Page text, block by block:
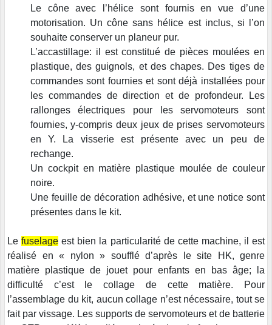
Le cône avec l’hélice sont fournis en vue d’une
motorisation. Un cône sans hélice est inclus, si l’on
souhaite conserver un planeur pur.
L’accastillage: il est constitué de pièces moulées en
plastique, des guignols, et des chapes. Des tiges de
commandes sont fournies et sont déjà installées pour
les commandes de direction et de profondeur. Les
rallonges électriques pour les servomoteurs sont
fournies, y-compris deux jeux de prises servomoteurs
en Y. La visserie est présente avec un peu de
rechange.
Un cockpit en matière plastique moulée de couleur
noire.
Une feuille de décoration adhésive, et une notice sont
présentes dans le kit.
Lefuselage est bien la particularité de cette machine, il est
réalisé en « nylon » soufflé d’après le site HK, genre
matière plastique de jouet pour enfants en bas âge; la
difficulté c’est le collage de cette matière. Pour
l’assemblage du kit, aucun collage n’est nécessaire, tout se
fait par vissage. Les supports de servomoteurs et de batterie